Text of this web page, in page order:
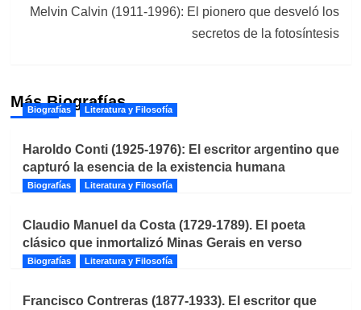
Melvin Calvin (1911-1996): El pionero que desveló los
secretos de la fotosíntesis
Más Biografías
Biografías Literatura y Filosofía
Haroldo Conti (1925-1976): El escritor argentino que
capturó la esencia de la existencia humana
Biografías Literatura y Filosofía
Claudio Manuel da Costa (1729-1789). El poeta
clásico que inmortalizó Minas Gerais en verso
Biografías Literatura y Filosofía
Francisco Contreras (1877-1933). El escritor que